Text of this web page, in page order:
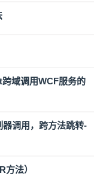
域调用WCF服务的
调用，跨方法跳转-
法）